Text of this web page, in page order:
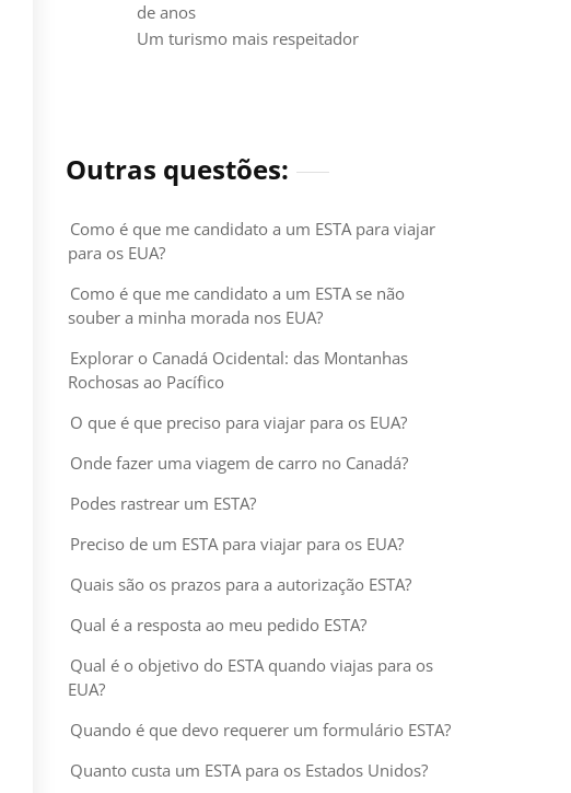
de anos
Um turismo mais respeitador
Outras questões:
Como é que me candidato a um ESTA para viajar
para os EUA?
Como é que me candidato a um ESTA se não
souber a minha morada nos EUA?
Explorar o Canadá Ocidental: das Montanhas
Rochosas ao Pacífico
O que é que preciso para viajar para os EUA?
Onde fazer uma viagem de carro no Canadá?
Podes rastrear um ESTA?
Preciso de um ESTA para viajar para os EUA?
Quais são os prazos para a autorização ESTA?
Qual é a resposta ao meu pedido ESTA?
Qual é o objetivo do ESTA quando viajas para os
EUA?
Quando é que devo requerer um formulário ESTA?
Quanto custa um ESTA para os Estados Unidos?